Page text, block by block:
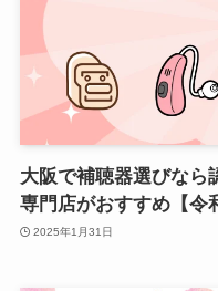
大阪で補聴器選びなら
専門店がおすすめ【令
2025年1月31日